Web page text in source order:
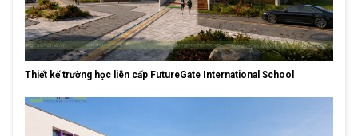
Thiết kế trường học liên cấp FutureGate International School